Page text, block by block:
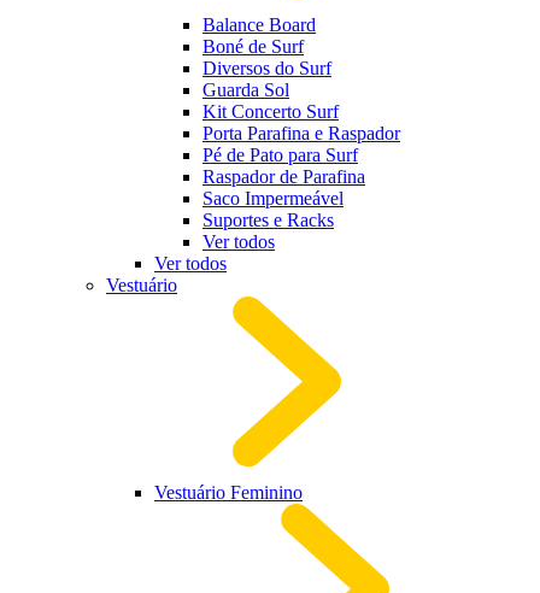
Balance Board
Boné de Surf
Diversos do Surf
Guarda Sol
Kit Concerto Surf
Porta Parafina e Raspador
Pé de Pato para Surf
Raspador de Parafina
Saco Impermeável
Suportes e Racks
Ver todos
Ver todos
Vestuário
Vestuário Feminino